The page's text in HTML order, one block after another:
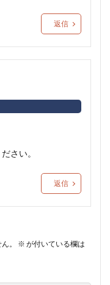
返信
さい。
返信
。 ※ が付いている欄は